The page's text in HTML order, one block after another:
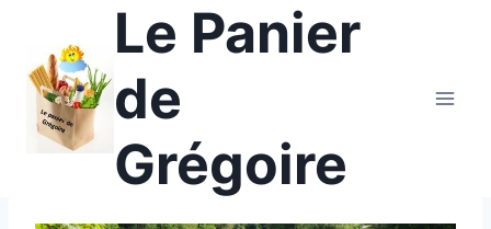
contenu
Le Panier
de
Grégoire